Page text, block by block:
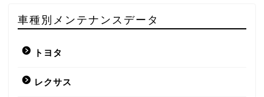
車種別メンテナンスデータ
トヨタ
レクサス